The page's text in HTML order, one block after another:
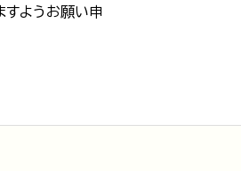
すようお願い申